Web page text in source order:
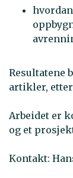
Resultatene
artikler,
Arbeidet er
og et
Kontakt: